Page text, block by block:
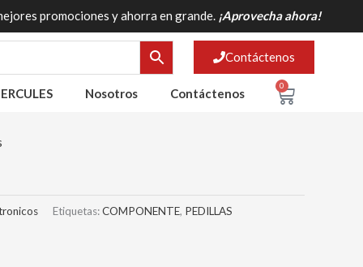
promociones y ahorra en grande. ¡Aprovecha ahora!
Contáctenos
Nosotros Contáctenos
0 Cart
Etiquetas:COMPONENTE, PEDILLAS